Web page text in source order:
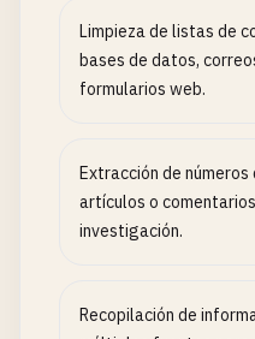
Limpieza de listas de
bases de datos,
formularios web.
Extracción de
artículos o
investigación.
Recopilación de